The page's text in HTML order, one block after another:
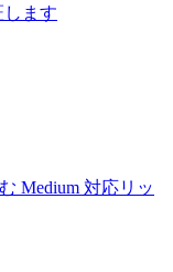
ます
Medium 対応リッ